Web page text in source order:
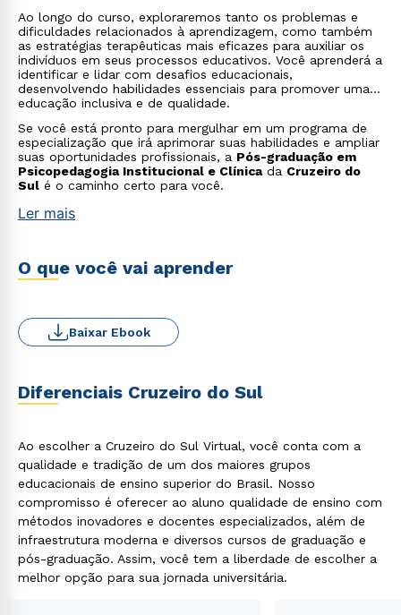
Ao longo do curso, exploraremos tanto os problemas e
dificuldades relacionados à aprendizagem, como também
as estratégias terapêuticas mais eficazes para auxiliar os
indivíduos em seus processos educativos. Você aprenderá a
identificar e lidar com desafios educacionais,
desenvolvendo habilidades essenciais para promover uma
educação inclusiva e de qualidade.
Se você está pronto para mergulhar em um programa de
especialização que irá aprimorar suas habilidades e ampliar
suas oportunidades profissionais, a Pós-graduação em
Psicopedagogia Institucional e Clínicada Cruzeiro do
Sul é o caminho certo para você.
Ler mais
O que você vai aprender
Baixar Ebook
Diferenciais Cruzeiro do Sul
Ao escolher a Cruzeiro do Sul Virtual, você conta com a
qualidade e tradição de um dos maiores grupos
educacionais de ensino superior do Brasil. Nosso
compromisso é oferecer ao aluno qualidade de ensino com
métodos inovadores e docentes especializados, além de
infraestrutura moderna e diversos cursos de graduação e
pós-graduação. Assim, você tem a liberdade de escolher a
melhor opção para sua jornada universitária.
Rápido e fácil
WhatsApp